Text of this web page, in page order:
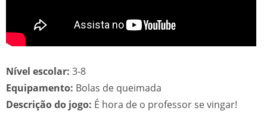
Nível escolar: 3-8
Equipamento: Bolas de queimada
Descrição do jogo: É hora de o professor se vingar!